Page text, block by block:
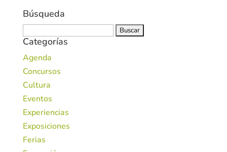
Búsqueda
Categorías
Agenda
Concursos
Cultura
Eventos
Experiencias
Exposiciones
Ferias